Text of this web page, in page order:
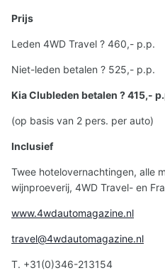
Prijs
Leden 4WD Travel ? 460,- p.p.
Niet-leden betalen ? 525,- p.p.
Kia Clubleden betalen ? 415,-
(op basis van 2 pers. per auto)
Inclusief
Twee hotelovernachtingen, alle
wijnproeverij, 4WD Travel- en
www.4wdautomagazine.nl
travel@4wdautomagazine.nl
T. +31(0)346-213154